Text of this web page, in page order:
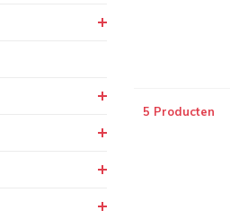
5 Producten